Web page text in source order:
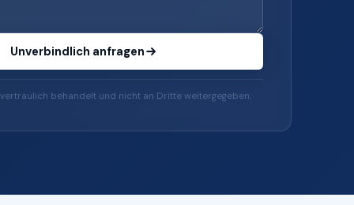
Unverbindlich anfragen
behandelt und nicht an Dritte weitergegeben.